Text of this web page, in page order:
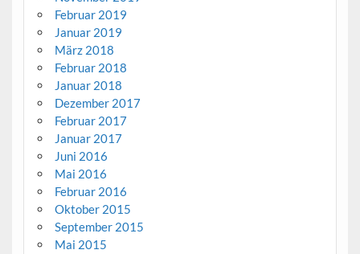
Februar 2019
Januar 2019
März 2018
Februar 2018
Januar 2018
Dezember 2017
Februar 2017
Januar 2017
Juni 2016
Mai 2016
Februar 2016
Oktober 2015
September 2015
Mai 2015